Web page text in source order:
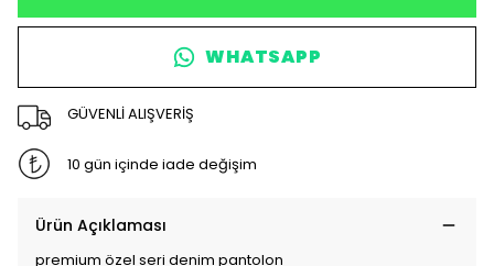
WHATSAPP
GÜVENLİ ALIŞVERİŞ
10 gün içinde iade değişim
Ürün Açıklaması
premium özel seri denim pantolon